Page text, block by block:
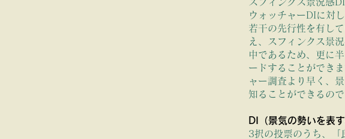
Sentiment DI
は景気の勢いの
景気の強弱を見たい方に
ウォッチャーDIに対
若干の先行性を有し
え、スフィンクス景
中であるため、更に
ードすることができ
ャー調査より早く、
知ることができるので
DI（景気の勢いを表
3択の投票のうち、「